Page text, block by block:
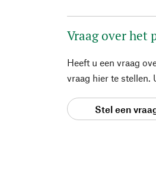
Vraag over het
Heeft u een vraag
vraag hier te stellen.
Stel een